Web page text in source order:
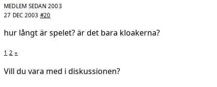
MEDLEM SEDAN 2003
27 DEC 2003 #20
hur långt är spelet? är det bara kloakerna?
1 2 »
Vill du vara med i diskussionen?